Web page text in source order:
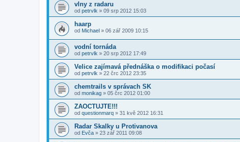
vlny z radaru
od petrvlk » 09 srp 2012 15:03
haarp
od Michael » 06 zář 2009 10:15
vodní tornáda
od petrvlk » 20 srp 2012 17:49
Velice zajímavá přednáška o modifikaci počasí
od petrvlk » 22 črc 2012 23:35
chemtrails v správach SK
od monikag » 05 črc 2012 01:00
ZAOCTUJTE!!!
od questionmarq » 31 kvě 2012 16:31
Radar Skalky u Protivanova
od Evča » 23 zář 2011 09:08